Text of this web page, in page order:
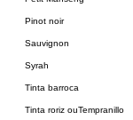
Pinot noir
Sauvignon
Syrah
Tinta barroca
Tinta roriz ouTempranillo